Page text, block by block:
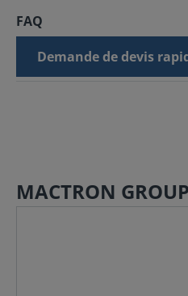
FAQ
Demande de devis
MACTRON GROUP